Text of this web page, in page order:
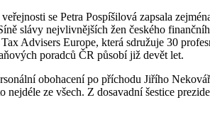
se Petra Pospíšilová zapsala
slávy nejvlivnějších žen českého
Advisers Europe, která sdružuje 30
poradců ČR působí již devět let.
obohacení po příchodu Jiřího
nejdéle ze všech. Z dosavadní šestice